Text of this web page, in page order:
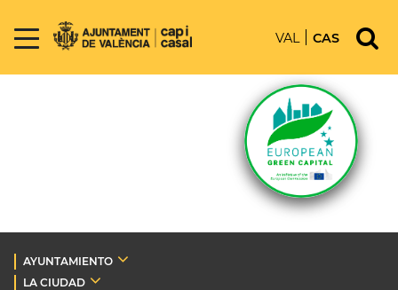
VAL CAS
AYUNTAMIENTO
LA CIUDAD